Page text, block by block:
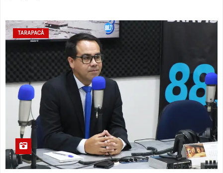
TARAPACÁ